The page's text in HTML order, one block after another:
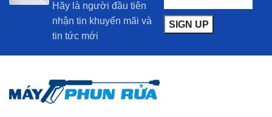
Hãy là người đầu tiên
nhận tin khuyến mãi và
tin tức mới